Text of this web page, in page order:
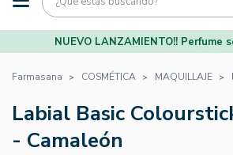
NUEVO LANZAMIENTO!! Perfume
Farmasana COSMÉTICA MAQUILLAJE
Labial Basic
- Camaleón